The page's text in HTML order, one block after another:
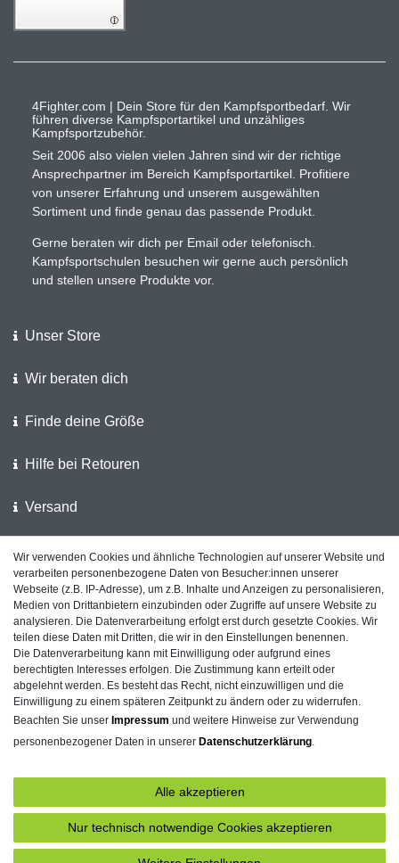
4Fighter.com | Dein Store für den Kampfsportbedarf. Wir
führen diverse Kampfsportartikel und unzähliges
Kampfsportzubehör.
Seit 2006 also vielen vielen Jahren sind wir der richtige
Ansprechpartner im Bereich Kampfsportartikel. Profitiere
von unserer Erfahrung und unserem ausgewählten
Sortiment und finde genau das passende Produkt.
Gerne beraten wir dich per Email oder telefonisch.
Kampfsportschulen besuchen wir gerne auch persönlich
und stellen unsere Produkte vor.
Unser Store
Wir beraten dich
Finde deine Größe
Hilfe bei Retouren
Versand
Wir unterstützen die Polizei
Kundenfeedback auf ShopVote
Impressum Daten­schutz­erklärung AGB
Barrierefreiheitserklärung Widerrufs­recht
Vertrag widerrufen Kontakt
Wir verwenden Cookies und ähnliche Technologien auf unserer Website und
verarbeiten personenbezogene Daten von Besucher:innen unserer
Webseite (z.B. IP-Adresse), um z.B. Inhalte und Anzeigen zu personalisieren,
Medien von Drittanbietern einzubinden oder Zugriffe auf unsere Website zu
analysieren. Die Datenverarbeitung erfolgt erst durch gesetzte Cookies. Wir
teilen diese Daten mit Dritten, die wir in den Einstellungen benennen.
Die Datenverarbeitung kann mit Einwilligung oder aufgrund eines
berechtigten Interesses erfolgen. Die Zustimmung kann erteilt oder
abgelehnt werden. Es besteht das Recht, nicht einzuwilligen und die
Einwilligung zu einem späteren Zeitpunkt zu ändern oder zu widerrufen.
Beachten Sie unser Impressum und weitere Hinweise zur Verwendung
personenbezogener Daten in unserer Daten­schutz­erklärung.
Alle akzeptieren
Nur technisch notwendige Cookies akzeptieren